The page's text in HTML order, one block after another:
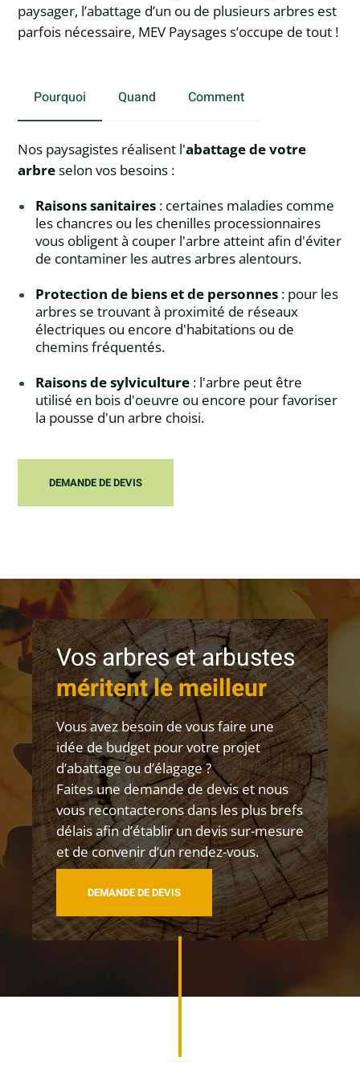
paysager, l’abattage d’un ou de plusieurs arbres est
parfois nécessaire, MEV Paysages s’occupe de tout !
Pourquoi Quand Comment
Nos paysagistes réalisent l'abattage de votre
arbreselon vos besoins :
Raisons sanitaires : certaines maladies comme
les chancres ou les chenilles processionnaires
vous obligent à couper l'arbre atteint afin d'éviter
de contaminer les autres arbres alentours.
Protection de biens et de personnes : pour les
arbres se trouvant à proximité de réseaux
électriques ou encore d'habitations ou de
chemins fréquentés.
Raisons de sylviculture : l'arbre peut être
utilisé en bois d'oeuvre ou encore pour favoriser
la pousse d'un arbre choisi.
DEMANDE DE DEVIS
Vos arbres et arbustes
méritent le meilleur
Vous avez besoin de vous faire une
idée de budget pour votre projet
d’abattage ou d’élagage ?
Faites une demande de devis et nous
vous recontacterons dans les plus brefs
délais afin d’établir un devis sur-mesure
et de convenir d’un rendez-vous.
DEMANDE DE DEVIS